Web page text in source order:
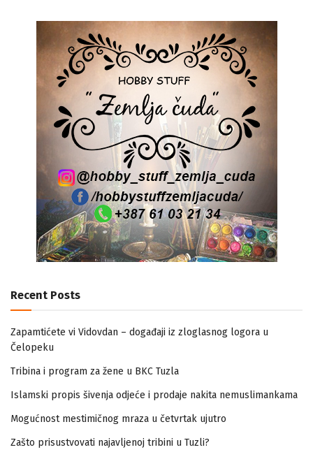
Recent Posts
Zapamtićete vi Vidovdan – događaji iz zloglasnog logora u
Čelopeku
Tribina i program za žene u BKC Tuzla
Islamski propis šivenja odjeće i prodaje nakita nemuslimankama
Mogućnost mestimičnog mraza u četvrtak ujutro
Zašto prisustvovati najavljenoj tribini u Tuzli?